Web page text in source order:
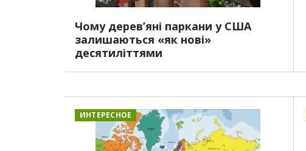
Чому дерев’яні паркани у США
залишаються «як нові»
десятиліттями
ИНТЕРЕСНОЕ